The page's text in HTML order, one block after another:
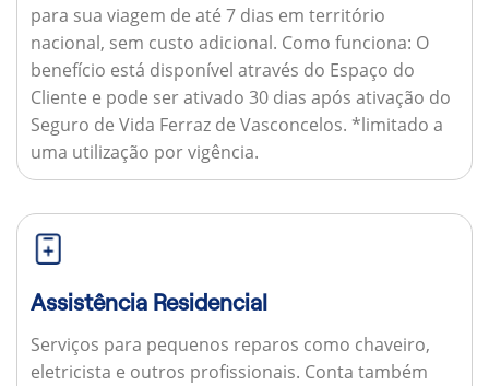
para sua viagem de até 7 dias em território
nacional, sem custo adicional. Como funciona: O
benefício está disponível através do Espaço do
Cliente e pode ser ativado 30 dias após ativação do
Seguro de Vida Ferraz de Vasconcelos. *limitado a
uma utilização por vigência.
Assistência Residencial
Serviços para pequenos reparos como chaveiro,
eletricista e outros profissionais. Conta também